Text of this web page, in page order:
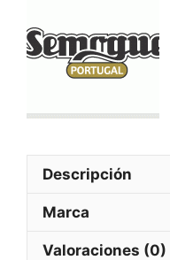
Descripción
Marca
Valoraciones (0)